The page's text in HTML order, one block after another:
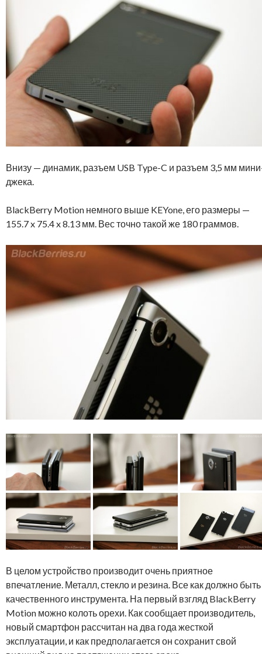
Внизу — динамик, разъем USB Type-C и разъем 3,5 мм
джека.
BlackBerry Motion немного выше KEYone, его размеры —
155.7 x 75.4 x 8.13 мм. Вес точно такой же 180 граммов.
В целом устройство производит очень приятное
впечатление. Металл, стекло и резина. Все как должно быть
качественного инструмента. На первый взгляд BlackBerry
Motion можно колоть орехи. Как сообщает производитель,
новый смартфон рассчитан на два года жесткой
эксплуатации, и как предполагается он сохранит свой